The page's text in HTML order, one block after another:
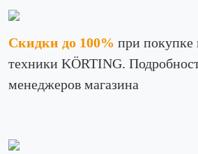
Скидки до 100% при покупке
техники KÖRTING.
менеджеров магазина